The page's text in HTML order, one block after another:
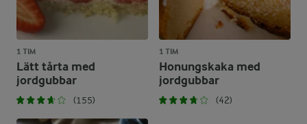
1 TIM
Lätt tårta med
jordgubbar
(155)
1 TIM
Honungskaka med
jordgubbar
(42)